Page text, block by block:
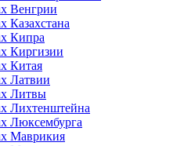
Венгрии
Казахстана
Кипра
Киргизии
Китая
Латвии
Литвы
Лихтенштейна
Люксембурга
Маврикия